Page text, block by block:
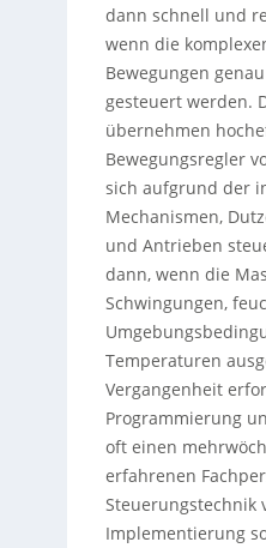
dann schnell und
wenn die
Bewegungen
gesteuert werden.
übernehmen
Bewegungsregler
sich aufgrund der
Mechanismen,
und Antrieben
dann, wenn die
Schwingungen,
Temperaturen
Vergangenheit
Programmierung
oft einen
erfahrenen
Steuerungstechnik
Implementierung